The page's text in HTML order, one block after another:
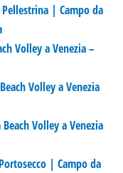
| Campo da
Volley a Venezia –
Volley a Venezia
Volley a Venezia
| Campo da